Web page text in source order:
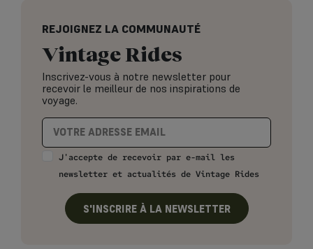
REJOIGNEZ LA COMMUNAUTÉ
Vintage Rides
Inscrivez-vous à notre newsletter pour
recevoir le meilleur de nos inspirations de
voyage.
J'accepte de recevoir par e-mail les
newsletter et actualités de Vintage Rides
S'INSCRIRE À LA NEWSLETTER